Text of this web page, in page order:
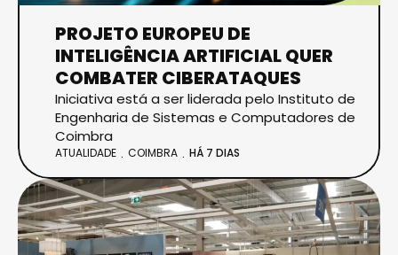
PROJETO EUROPEU DE
INTELIGÊNCIA ARTIFICIAL QUER
COMBATER CIBERATAQUES
Iniciativa está a ser liderada pelo Instituto de
Engenharia de Sistemas e Computadores de
Coimbra
ATUALIDADE COIMBRA HÁ 7 DIAS